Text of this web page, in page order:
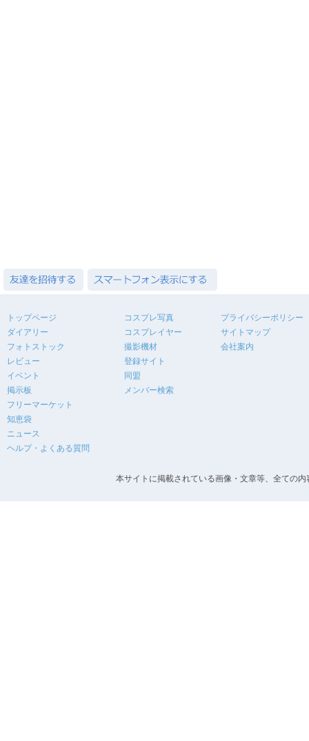
トップページ
ダイアリー
フォトストック
レビュー
イベント
掲示板
フリーマーケット
知恵袋
ニュース
ヘルプ・よくある質問
コスプレ写真
コスプレイヤー
撮影機材
登録サイト
同盟
メンバー検索
プライバシーポリシー
サイトマップ
会社案内
本サイトに掲載されている画像・文章等、全ての